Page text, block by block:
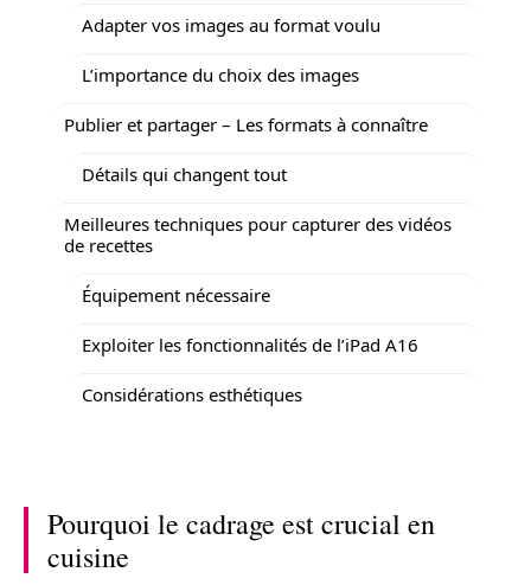
Adapter vos images au format voulu
L’importance du choix des images
Publier et partager – Les formats à connaître
Détails qui changent tout
Meilleures techniques pour capturer des vidéos
de recettes
Équipement nécessaire
Exploiter les fonctionnalités de l’iPad A16
Considérations esthétiques
Pourquoi le cadrage est crucial en
cuisine